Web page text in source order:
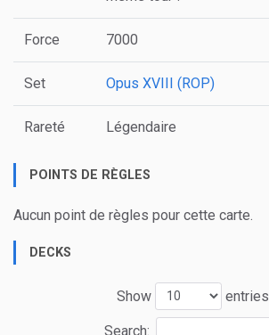
Force 7000
Set Opus XVIII (ROP)
Rareté Légendaire
POINTS DE RÈGLES
Aucun point de règles pour cette carte.
DECKS
Show entries
Search: